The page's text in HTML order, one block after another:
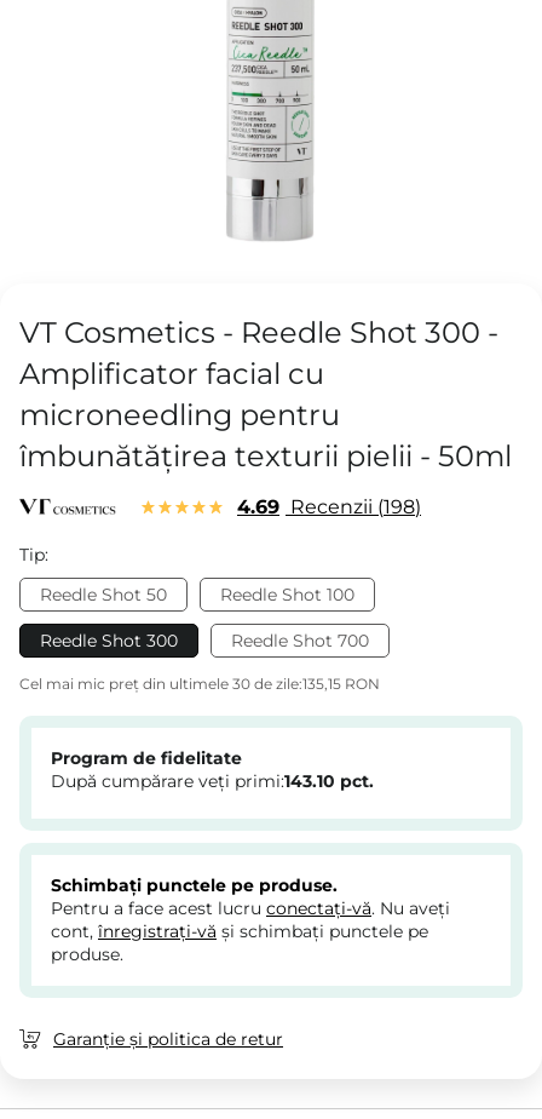
VT Cosmetics - Reedle Shot 300 -
Amplificator facial cu
microneedling pentru
îmbunătățirea texturii pielii - 50ml
4.69 Recenzii 198
Tip:
Reedle Shot 50
Reedle Shot 100
Reedle Shot 300 Reedle Shot 700
Cel mai mic preț din ultimele 30 de zile:135,15 RON
Program de fidelitate
După cumpărare veți primi:143.10 pct.
Schimbați punctele pe produse.
Pentru a face acest lucru conectați-vă. Nu aveți
cont, înregistrați-vă și schimbați punctele pe
produse.
Garanție și politica de retur